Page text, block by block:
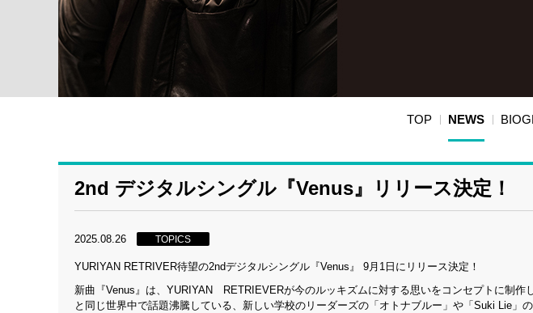
TOP NEWS
2nd デジタルシングル『Venus』リリース決定！
2025.08.26 TOPICS
YURIYAN RETRIVER待望の2ndデジタルシングル『Venus』 9月1日にリリース決定！
新曲『Venus』は、YURIYAN RETRIEVERが今のルッキズムに対する思いをコンセプトに制作
と同じ世界中で話題沸騰している、新しい学校のリーダーズの「オトナブルー」や「Suki Lie」